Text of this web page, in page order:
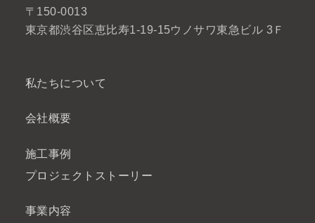
〒150-0013
東京都渋谷区恵比寿1-19-15ウノサワ東急ビル 3Ｆ
私たちについて
会社概要
施工事例
プロジェクトストーリー
事業内容